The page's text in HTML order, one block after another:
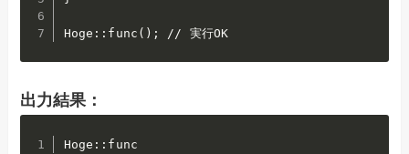
Hoge::func(); // 実行OK
出力結果：
Hoge::func